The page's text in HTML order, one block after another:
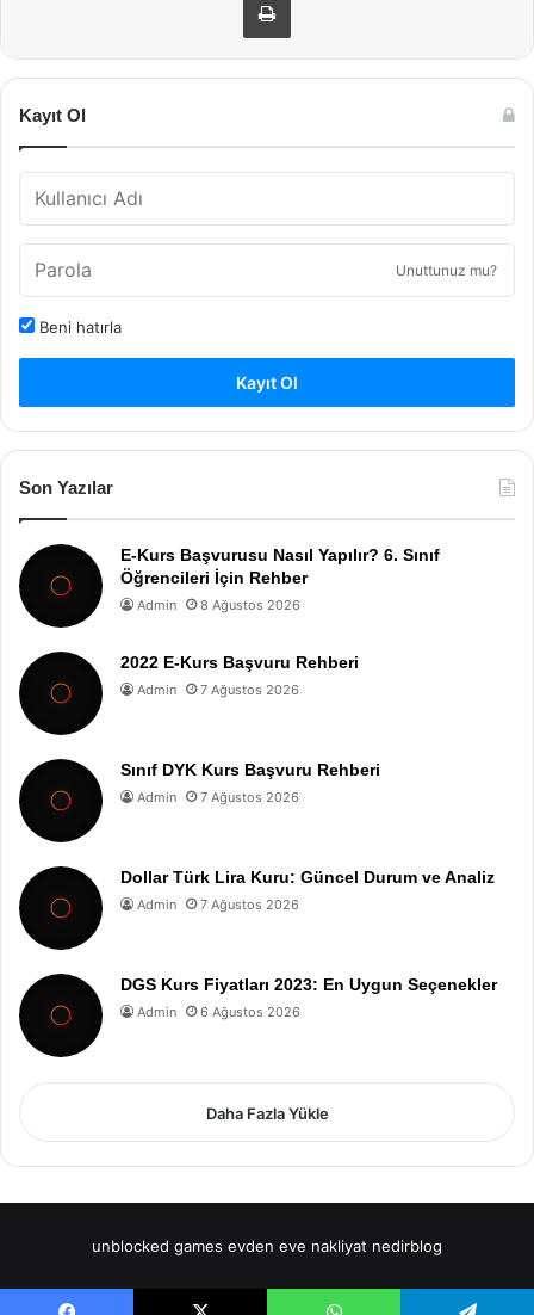
Kayıt Ol
Unuttunuz mu?
Beni hatırla
Kayıt Ol
Son Yazılar
E-Kurs Başvurusu Nasıl Yapılır? 6. Sınıf
Öğrencileri İçin Rehber
Admin 8 Ağustos 2026
2022 E-Kurs Başvuru Rehberi
Admin 7 Ağustos 2026
Sınıf DYK Kurs Başvuru Rehberi
Admin 7 Ağustos 2026
Dollar Türk Lira Kuru: Güncel Durum ve Analiz
Admin 7 Ağustos 2026
DGS Kurs Fiyatları 2023: En Uygun Seçenekler
Admin 6 Ağustos 2026
Daha Fazla Yükle
unblocked games evden eve nakliyat nedirblog